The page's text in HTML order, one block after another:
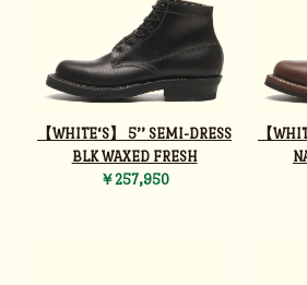
【WHITE‘S】 5’’ SEMI-DRESS
BLK WAXED FRESH
￥257,950
【